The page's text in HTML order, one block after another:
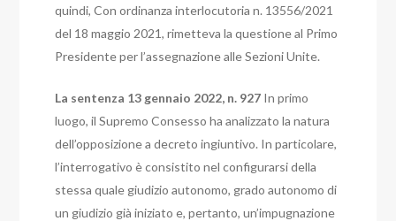
quindi, Con ordinanza interlocutoria n. 13556/2021
del 18 maggio 2021, rimetteva la questione al Primo
Presidente per l’assegnazione alle Sezioni Unite.
La sentenza 13 gennaio 2022, n. 927 In primo
luogo, il Supremo Consesso ha analizzato la natura
dell’opposizione a decreto ingiuntivo. In particolare,
l’interrogativo è consistito nel configurarsi della
stessa quale giudizio autonomo, grado autonomo di
un giudizio già iniziato e, pertanto, un’impugnazione